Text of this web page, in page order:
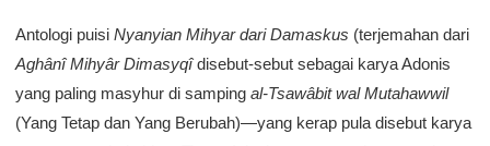
Antologi puisi Nyanyian Mihyar dari Damaskus (terjemahan dari
Aghânî Mihyâr Dimasyqîdisebut-sebut sebagai karya Adonis
yang paling masyhur di samping al-Tsawâbit wal Mutahawwil
(Yang Tetap dan Yang Berubah)—yang kerap pula disebut karya